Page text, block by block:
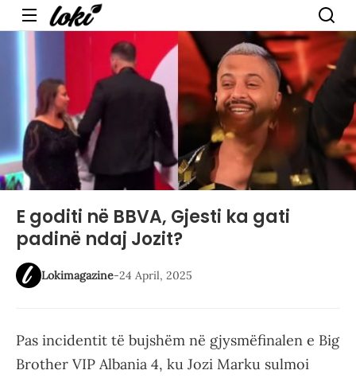
Menu
E goditi në BBVA, Gjesti ka gati
padinë ndaj Jozit?
Lokimagazine-24 April, 2025
Pas incidentit të bujshëm në gjysmëfinalen e Big
Brother VIP Albania 4, ku Jozi Marku sulmoi